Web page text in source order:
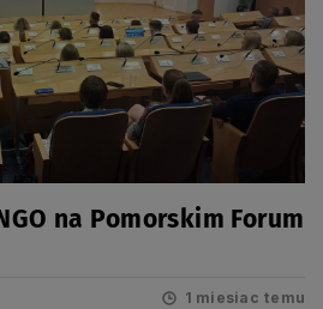
na Pomorskim Forum
1 miesiac temu